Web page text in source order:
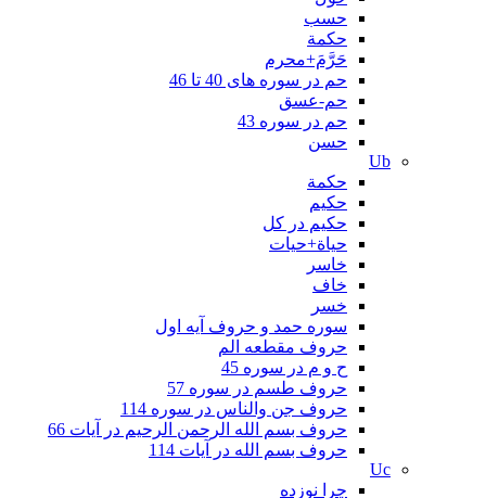
حسب
حكمة
حَرَّمَ+محرم
حم در سوره های 40 تا 46
حم-عسق
حم در سوره 43
حسن
Ub
حکمة
حکیم
حکیم در کل
حیاة+حیات
خاسر
خاف
خسر
سوره حمد و حروف آیه اول
حروف مقطعه الم
ح و م در سوره 45
حروف طسم در سوره 57
حروف جن والناس در سوره 114
حروف بسم الله الرحمن الرحیم در آیات 66
حروف بسم الله در آیات 114
Uc
چرا نوزده